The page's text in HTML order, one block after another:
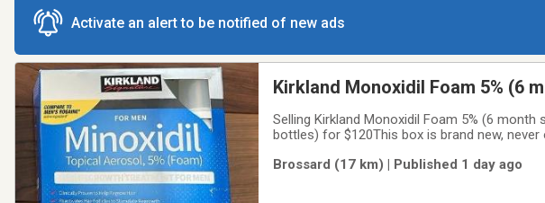
Activate an alert to be notified of new ads
Kirkland Monoxidil Foam 5% (6
Selling Kirkland Monoxidil Foam 5% (6
bottles) for $120This box is brand new,
Brossard (17 km) | Published 1 day ago